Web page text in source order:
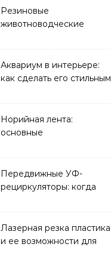
Резиновые
животноводческие
решать
Аквариум в интерьере:
как сделать его стильным
Норийная лента:
основные
и советы по выбору
Передвижные УФ-
рециркуляторы: когда
Лазерная резка пластика
и ее возможности для